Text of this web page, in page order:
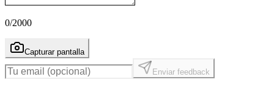
0/2000
Capturar pantalla
Enviar feedback